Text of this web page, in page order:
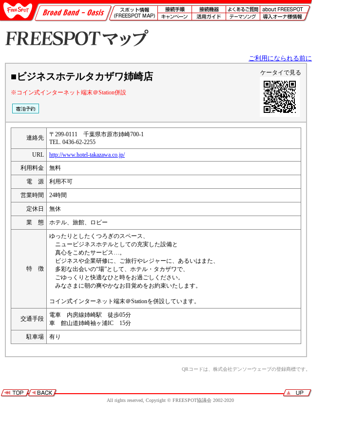
ご利用になられる前に
■ビジネスホテルタカザワ姉崎店 ケータイで見る
※コイン式インターネット端末＠Station併設
連絡先
〒299-0111 千葉県市原市姉崎700-1
TEL. 0436-62-2255
URL
http://www.hotel-takazawa.co.jp/
利用料金
無料
電 源
利用不可
営業時間
24時間
定休日
無休
業 態
ホテル、旅館、ロビー
特 徴
ゆったりとしたくつろぎのスペース、
ニュービジネスホテルとしての充実した設備と
真心をこめたサービス…。
ビジネスや企業研修に、ご旅行やレジャーに、あるいはまた、
多彩な出会いの“場”として、ホテル・タカザワで、
ごゆっくりと快適なひと時をお過ごしください。
みなさまに朝の爽やかなお目覚めをお約束いたします。
コイン式インターネット端末＠Stationを併設しています。
交通手段
電車 内房線姉崎駅 徒歩05分
車 館山道姉崎袖ヶ浦IC 15分
駐車場
有り
QRコードは、株式会社デンソーウェーブの登録商標です。
All rights reserved, Copyright © FREESPOT協議会 2002-2020